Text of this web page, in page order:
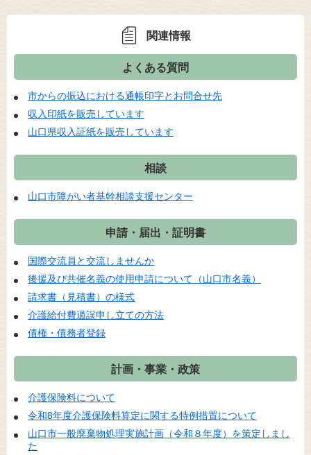
関連情報
よくある質問
市からの振込における通帳印字とお問合せ先
収入印紙を販売しています
山口県収入証紙を販売しています
相談
山口市障がい者基幹相談支援センター
申請・届出・証明書
国際交流員と交流しませんか
後援及び共催名義の使用申請について（山口市名義）
請求書（見積書）の様式
介護給付費過誤申し立ての方法
債権・債務者登録
計画・事業・政策
介護保険料について
令和8年度介護保険料算定に関する特例措置について
山口市一般廃棄物処理実施計画（令和８年度）を策定しまし
た